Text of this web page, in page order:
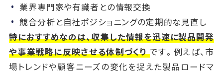
業界専門家や有識者との情報交換
競合分析と自社ポジショニングの定期的な見直し
特におすすめなのは、収集した情報を迅速に製品開発
や事業戦略に反映させる体制づくりです。例えば、市
場トレンドや顧客ニーズの変化を捉えた製品ロードマ